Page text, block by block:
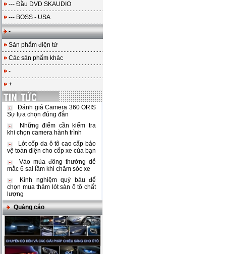
--- Đầu DVD SKAUDIO
--- BOSS - USA
-
Sản phẩm điện tử
Các sản phẩm khác
-
+
Đánh giá Camera 360 ORIS
Sự lựa chọn đúng đắn
Những điểm cần kiểm tra
khi chọn camera hành trình
Lót cốp da ô tô cao cấp bảo
vệ toàn diện cho cốp xe của bạn
Vào mùa đông thường dễ
mắc 6 sai lầm khi chăm sóc xe
Kinh nghiệm quý báu để
chọn mua thảm lót sàn ô tô chất
lượng
Quảng cáo